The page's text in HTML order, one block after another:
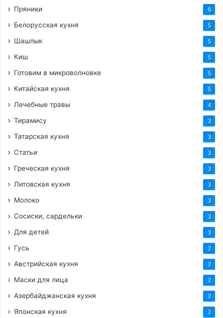
Пряники 6
Белорусская кухня 5
Шашлык 5
Киш 5
Готовим в микроволновке 5
Китайская кухня 5
Лечебные травы 4
Тирамису 3
Татарская кухня 3
Статьи 3
Греческая кухня 3
Литовская кухня 3
Молоко 3
Сосиски, сардельки 3
Для детей 3
Гусь 2
Австрийская кухня 2
Маски для лица 2
Азербайджанская кухня 2
Японская кухня 2